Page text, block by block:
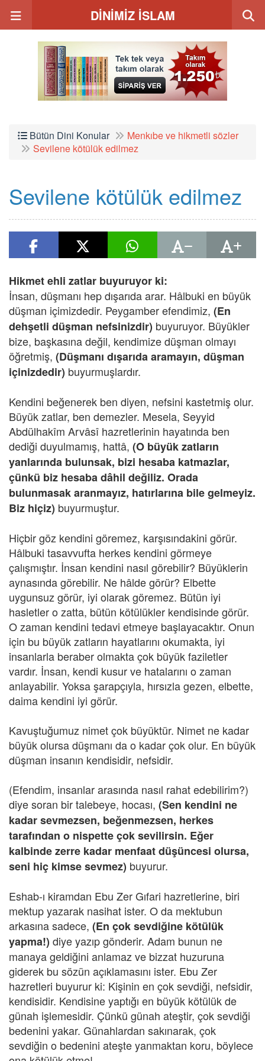
DİNİMİZ İSLAM
Bütün Dini Konular
Menkıbe ve hikmetli sözler
Sevilene kötülük edilmez
Sevilene kötülük edilmez
Hikmet ehli zatlar buyuruyor ki:
İnsan, düşmanı hep dışarıda arar. Hâlbuki en büyük
düşman içimizdedir. Peygamber efendimiz, (En
dehşetli düşman nefsinizdir) buyuruyor. Büyükler
bize, başkasına değil, kendimize düşman olmayı
öğretmiş, (Düşmanı dışarıda aramayın, düşman
içinizdedir) buyurmuşlardır.
Kendini beğenerek ben diyen, nefsini kastetmiş olur.
Büyük zatlar, ben demezler. Mesela, Seyyid
Abdülhakîm Arvâsî hazretlerinin hayatında ben
dediği duyulmamış, hattâ, (O büyük zatların
yanlarında bulunsak, bizi hesaba katmazlar,
çünkü biz hesaba dâhil değiliz. Orada
bulunmasak aranmayız, hatırlarına bile gelmeyiz.
Biz hiçiz) buyurmuştur.
Hiçbir göz kendini göremez, karşısındakini görür.
Hâlbuki tasavvufta herkes kendini görmeye
çalışmıştır. İnsan kendini nasıl görebilir? Büyüklerin
aynasında görebilir. Ne hâlde görür? Elbette
uygunsuz görür, iyi olarak göremez. Bütün iyi
hasletler o zatta, bütün kötülükler kendisinde görür.
O zaman kendini tedavi etmeye başlayacaktır. Onun
için bu büyük zatların hayatlarını okumakta, iyi
insanlarla beraber olmakta çok büyük faziletler
vardır. İnsan, kendi kusur ve hatalarını o zaman
anlayabilir. Yoksa şarapçıyla, hırsızla gezen, elbette,
daima kendini iyi görür.
Kavuştuğumuz nimet çok büyüktür. Nimet ne kadar
büyük olursa düşmanı da o kadar çok olur. En büyük
düşman insanın kendisidir, nefsidir.
(Efendim, insanlar arasında nasıl rahat edebilirim?)
diye soran bir talebeye, hocası, (Sen kendini ne
kadar sevmezsen, beğenmezsen, herkes
tarafından o nispette çok sevilirsin. Eğer
kalbinde zerre kadar menfaat düşüncesi olursa,
seni hiç kimse sevmez) buyurur.
Eshab-ı kiramdan Ebu Zer Gıfari hazretlerine, biri
mektup yazarak nasihat ister. O da mektubun
arkasına sadece, (En çok sevdiğine kötülük
yapma!) diye yazıp gönderir. Adam bunun ne
manaya geldiğini anlamaz ve bizzat huzuruna
giderek bu sözün açıklamasını ister. Ebu Zer
hazretleri buyurur ki: Kişinin en çok sevdiği, nefsidir,
kendisidir. Kendisine yaptığı en büyük kötülük de
günah işlemesidir. Çünkü günah ateştir, çok sevdiği
bedenini yakar. Günahlardan sakınarak, çok
sevdiğin o bedenini ateşte yanmaktan koru, böylece